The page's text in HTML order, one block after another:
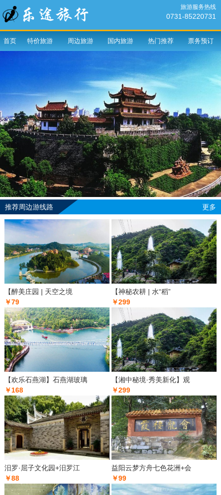
旅游服务热线
0731-85220731
首页 特价旅游 周边旅游 国内旅游 热门推荐 票务预订
推荐周边游线路 更多
【醉美庄园 | 天空之境
￥79
【神秘农耕 | 水“稻”
￥299
【欢乐石燕湖】石燕湖玻璃
￥168
【湘中秘境·秀美新化】观
￥299
汨罗·屈子文化园+汨罗江
￥88
益阳云梦方舟七色花洲+会
￥99